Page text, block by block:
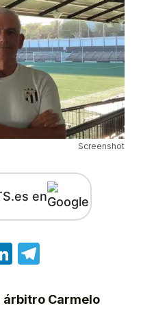
Screenshot
en
LinkedIn
árbitro Carmelo